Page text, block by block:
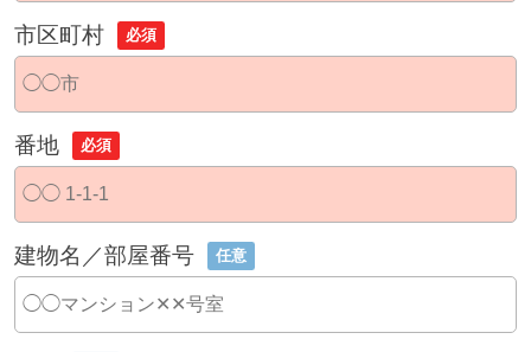
市区町村 必須
番地 必須
建物名／部屋番号 任意